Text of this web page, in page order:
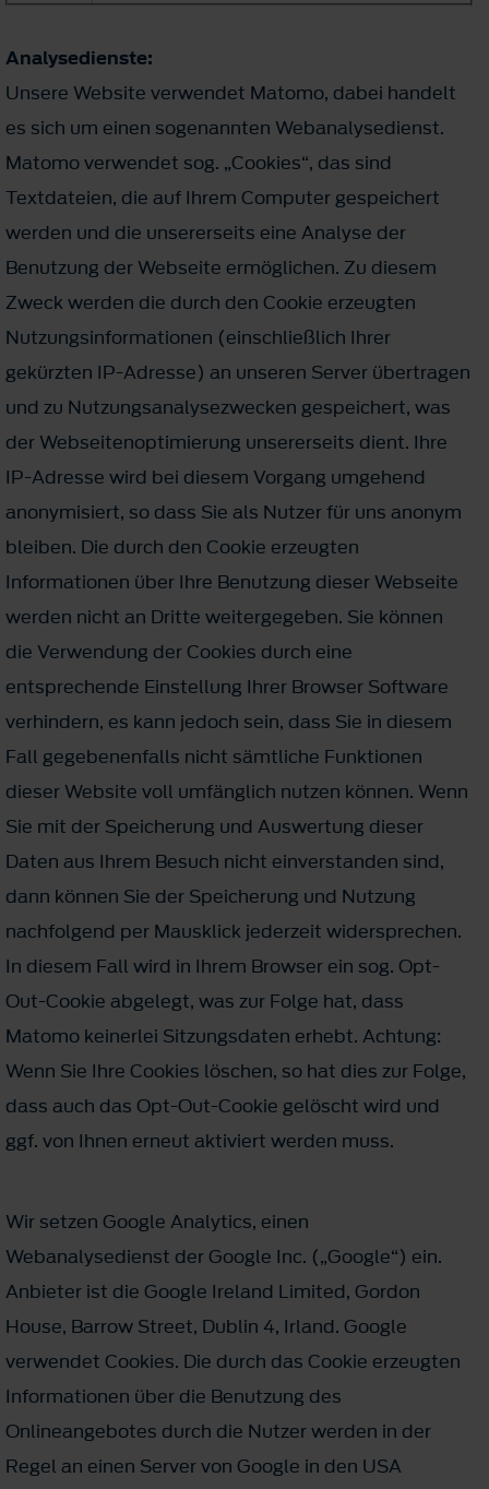
Analysedienste:
Unsere Website verwendet Matomo, dabei handelt
es sich um einen sogenannten Webanalysedienst.
Matomo verwendet sog. „Cookies“, das sind
Textdateien, die auf Ihrem Computer gespeichert
werden und die unsererseits eine Analyse der
Benutzung der Webseite ermöglichen. Zu diesem
Zweck werden die durch den Cookie erzeugten
Nutzungsinformationen (einschließlich Ihrer
gekürzten IP-Adresse) an unseren Server übertragen
und zu Nutzungsanalysezwecken gespeichert, was
der Webseitenoptimierung unsererseits dient. Ihre
IP-Adresse wird bei diesem Vorgang umge­hend
anony­mi­siert, so dass Sie als Nutzer für uns anonym
bleiben. Die durch den Cookie erzeugten
Informationen über Ihre Benutzung dieser Webseite
werden nicht an Dritte weitergegeben. Sie können
die Verwendung der Cookies durch eine
entsprechende Einstellung Ihrer Browser Software
verhindern, es kann jedoch sein, dass Sie in diesem
Fall gegebenenfalls nicht sämtliche Funktionen
dieser Website voll umfänglich nutzen können. Wenn
Sie mit der Speicherung und Auswertung die­ser
Daten aus Ihrem Besuch nicht einverstanden sind,
dann können Sie der Speicherung und Nutzung
nachfolgend per Mausklick jederzeit widersprechen.
In diesem Fall wird in Ihrem Browser ein sog. Opt-
Out-Cookie abgelegt, was zur Folge hat, dass
Matomo keinerlei Sitzungsdaten erhebt. Achtung:
Wenn Sie Ihre Cookies löschen, so hat dies zur Folge,
dass auch das Opt-Out-Cookie gelöscht wird und
ggf. von Ihnen erneut aktiviert werden muss.
Wir setzen Google Analytics, einen
Webanalysedienst der Google Inc. („Google“) ein.
Anbieter ist die Google Ireland Limited, Gordon
House, Barrow Street, Dublin 4, Irland. Google
verwendet Cookies. Die durch das Cookie erzeugten
Informationen über die Benutzung des
Onlineangebotes durch die Nutzer werden in der
Regel an einen Server von Google in den USA